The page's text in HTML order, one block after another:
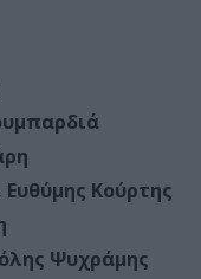
Κούρτης
Ψυχράμης